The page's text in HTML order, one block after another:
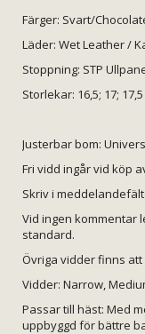
Färger: Svart/
Läder: Wet Leather /
Stoppning: STP
Storlekar: 16,5; 17; 17,5
Justerbar bom:
Fri vidd ingår vid köp
Skriv i
Vid ingen kommentar
standard.
Övriga vidder finns
Vidder: Narrow,
Passar till häst: Med
uppbyggd för bättre